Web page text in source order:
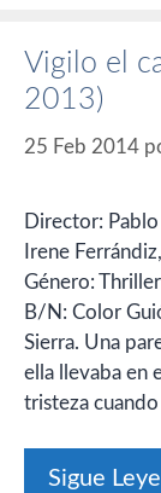
Vigilo el
2013)
25 Feb 2014
Director:
Irene
Género:
B/N: Color
Sierra. Una
ella llevaba en
tristeza
Sigue